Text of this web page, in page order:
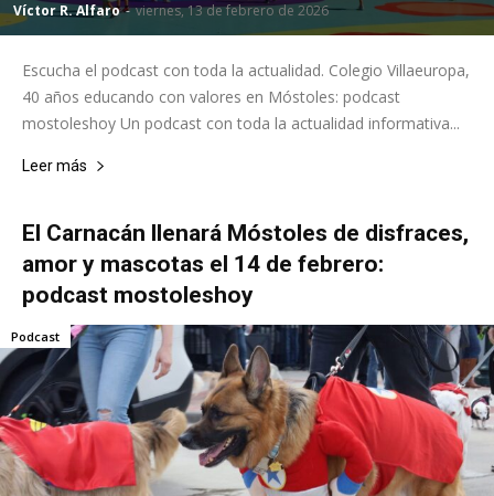
Víctor R. Alfaro - viernes, 13 de febrero de 2026
Escucha el podcast con toda la actualidad. Colegio Villaeuropa,
40 años educando con valores en Móstoles: podcast
mostoleshoy Un podcast con toda la actualidad informativa...
Leer más
El Carnacán llenará Móstoles de disfraces,
amor y mascotas el 14 de febrero:
podcast mostoleshoy
Podcast